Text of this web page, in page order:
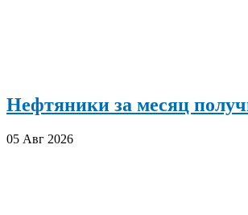
Нефтяники за месяц
05 Авг 2026